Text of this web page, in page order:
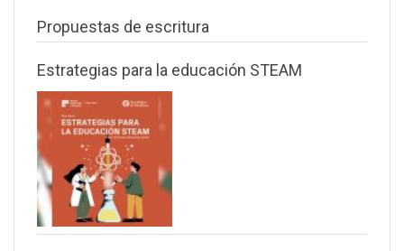
Propuestas de escritura
Estrategias para la educación STEAM